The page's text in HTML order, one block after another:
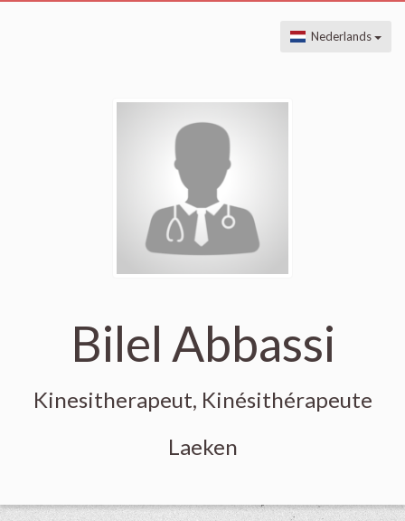
Nederlands
Bilel Abbassi
Kinesitherapeut, Kinésithérapeute
Laeken